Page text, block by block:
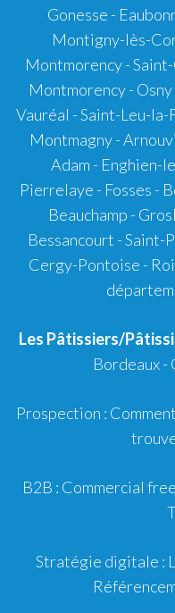
Gonesse -
Montigny-lès-
Montmorency -
Montmorency -
Vauréal - Saint-Leu-
Montmagny -
Adam - Enghien-
Pierrelaye - Fosses -
Beauchamp -
Bessancourt - Saint-
Cergy-Pontoise -
Les Pâtissiers/
Bordeaux-
Prospection :
B2B : Commercial
Stratégie digitale :